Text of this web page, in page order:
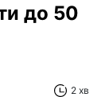
до 50
2 хв